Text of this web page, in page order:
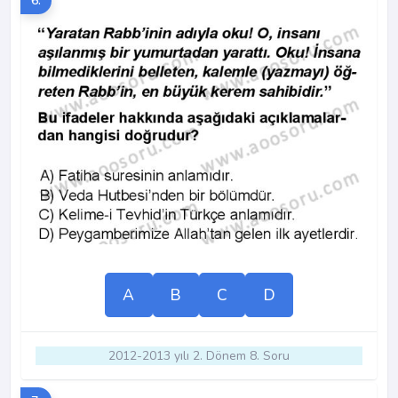
A B C D
2012-2013 yılı 2. Dönem 8. Soru